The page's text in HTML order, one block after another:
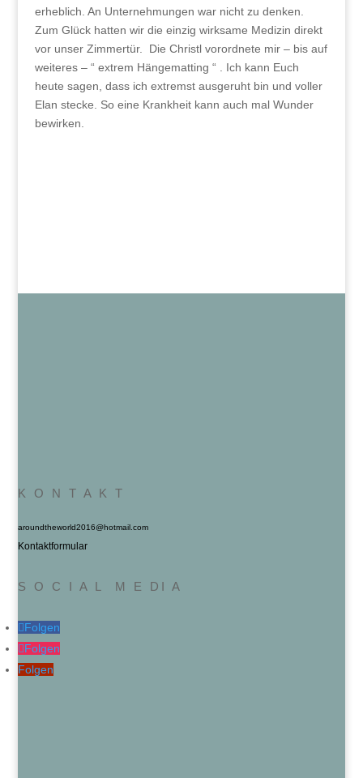
erheblich. An Unternehmungen war nicht zu denken.
Zum Glück hatten wir die einzig wirksame Medizin direkt
vor unser Zimmertür. Die Christl vorordnete mir – bis auf
weiteres – “ extrem Hängematting “ . Ich kann Euch
heute sagen, dass ich extremst ausgeruht bin und voller
Elan stecke. So eine Krankheit kann auch mal Wunder
bewirken.
K O N T A K T
aroundtheworld2016@hotmail.com
Kontaktformular
S O C I A L M E DI A
Folgen
Folgen
Folgen